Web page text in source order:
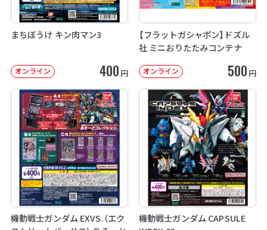
まちぼうけ キン肉マン3
オンライン 400 円
【フラットガシャポン】ドズル
社 ミニおりたたみコンテナ
オンライン 500 円
機動戦士ガンダム EXVS.（エク
機動戦士ガンダム CAPSULE